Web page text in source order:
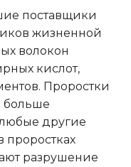
поставщики
жизненной
волокон
кислот,
Проростки
больше
другие
разрушение